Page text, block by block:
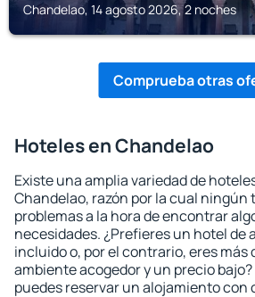
Chandelao, 14 agosto 2026, 2 noches
Comprueba otras
Hoteles en Chandelao
Existe una amplia variedad de
Chandelao, razón por la cual
problemas a la hora de encontrar
necesidades. ¿Prefieres un hotel de
incluido o, por el contrario, eres más
ambiente acogedor y un precio
puedes reservar un alojamiento con